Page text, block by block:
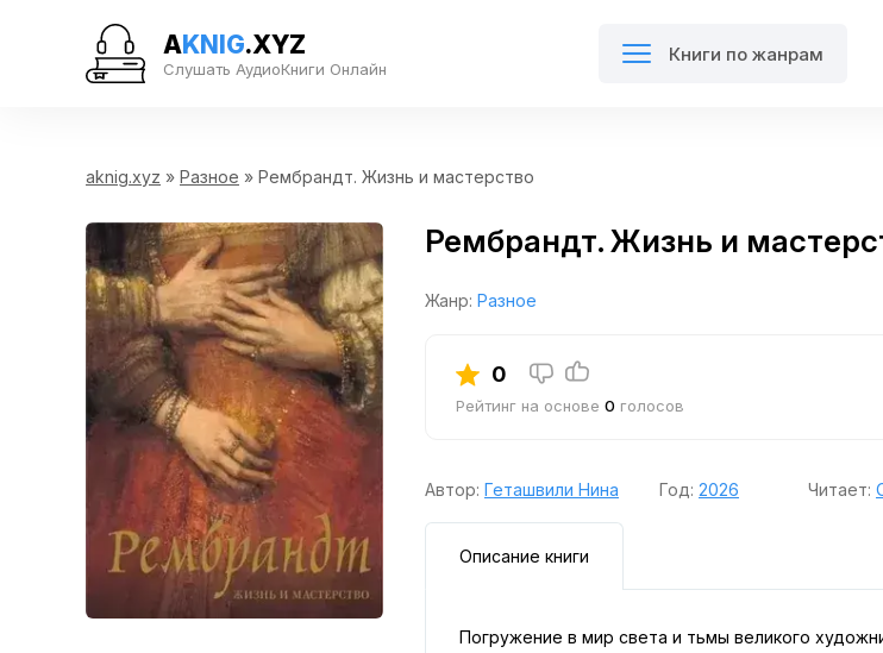
AKNIG.XYZ
Слушать АудиоКниги Онлайн
Книги по жанрам
aknig.xyz » Разное » Рембрандт. Жизнь и мастерство
Рембрандт. Жизнь и
Жанр: Разное
0
Рейтинг на основе 0 голосов
Автор: Геташвили Нина Год: 2026 Читает:
Описание книги
Погружение в мир света и тьмы великого